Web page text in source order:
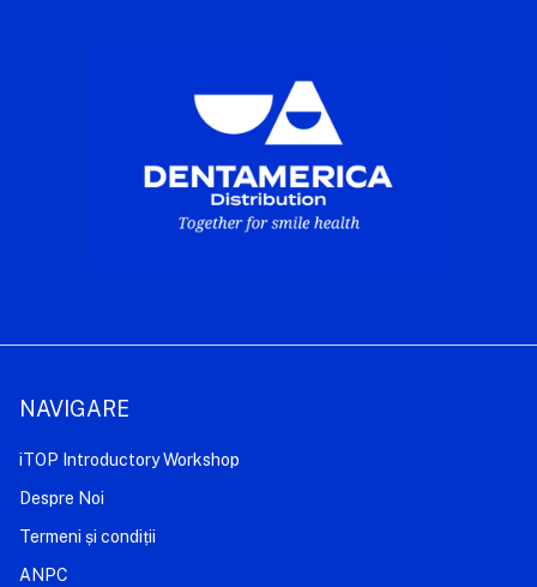
NAVIGARE
iTOP Introductory Workshop
Despre Noi
Termeni și condiții
ANPC